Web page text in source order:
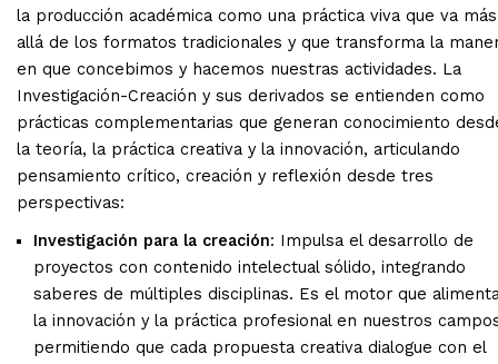
la producción académica como una práctica viva que va más
allá de los formatos tradicionales y que transforma la
en que concebimos y hacemos nuestras actividades. La
Investigación-Creación y sus derivados se entienden como
prácticas complementarias que generan conocimiento
la teoría, la práctica creativa y la innovación, articulando
pensamiento crítico, creación y reflexión desde tres
perspectivas:
Investigación para la creación: Impulsa el desarrollo de
proyectos con contenido intelectual sólido, integrando
saberes de múltiples disciplinas. Es el motor que
la innovación y la práctica profesional en nuestros
permitiendo que cada propuesta creativa dialogue con el